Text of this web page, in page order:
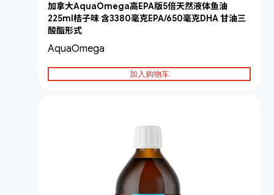
加拿大AquaOmega高EPA版5倍天然液体鱼油
225ml桔子味 含3380毫克EPA/650毫克DHA 甘油三
酸酯形式
AquaOmega
加入购物车